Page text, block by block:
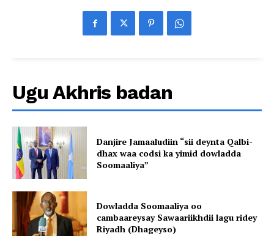
Ugu Akhris badan
Danjire Jamaaludiin “sii deynta Qalbi-
dhax waa codsi ka yimid dowladda
Soomaaliya”
Dowladda Soomaaliya oo
cambaareysay Sawaariikhdii lagu ridey
Riyadh (Dhageyso)